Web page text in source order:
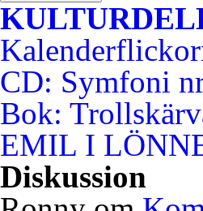
CD: Symfoni
Bok:
EMIL I
Diskussion